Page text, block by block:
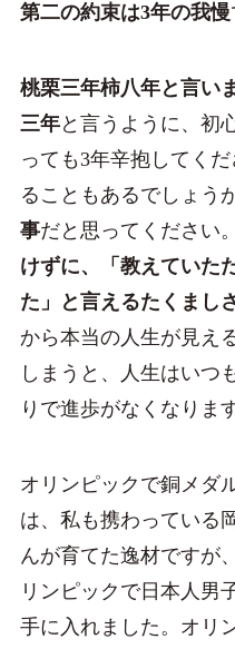
第二の約束は3年の我慢
桃栗三年柿八年と言い
三年と言うように、初
っても3年辛抱してく
ることもあるでしょうが
事だと思ってください。
けずに、「教えていた
た」と言えるたくまし
から本当の人生が見え
しまうと、人生はいつ
りで進歩がなくなります
オリンピックで銅メダ
は、私も携わっている
んが育てた逸材ですが
リンピックで日本人男
手に入れました。オリ